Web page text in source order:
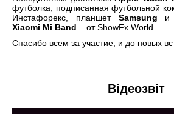
футболка, подписанная футбольной
Инстафорекс, планшет Samsung и
Xiaomi Mi Band – от ShowFx World.
Спасибо всем за участие, и до новых
Відеозвіт